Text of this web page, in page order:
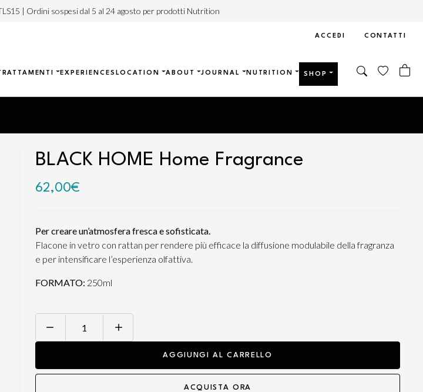
| Ordini sospesi dal 5 al 24 agosto per prodotti Nutrition
ACCEDI CONTATTI
EXPERIENCES LOCATION ABOUT JOURNAL NUTRITION SHOP
BLACK HOME Home Fragrance
62,00€
Per creare un’atmosfera fresca e sofisticata.
Flacone in vetro con rattan per rendere più efficace la diffusione modulabile della fragranza
e per intensificare l’esperienza olfattiva.
FORMATO: 250ml
Fragrance
AGGIUNGI AL CARRELLO
ACQUISTA ORA